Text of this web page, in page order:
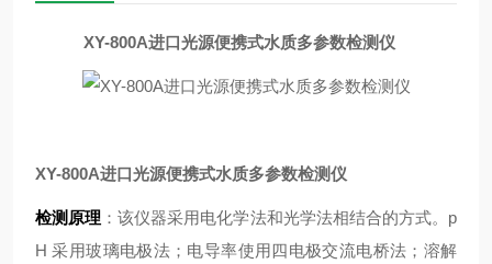
XY-800A进口光源便携式水质多参数检测仪
XY-800A进口光源便携式水质多参数检测仪
检测原理 ：该仪器采用电化学法和光学法相结合的方式。p
H 采用玻璃电极法；电导率使用四电极交流电桥法；溶解